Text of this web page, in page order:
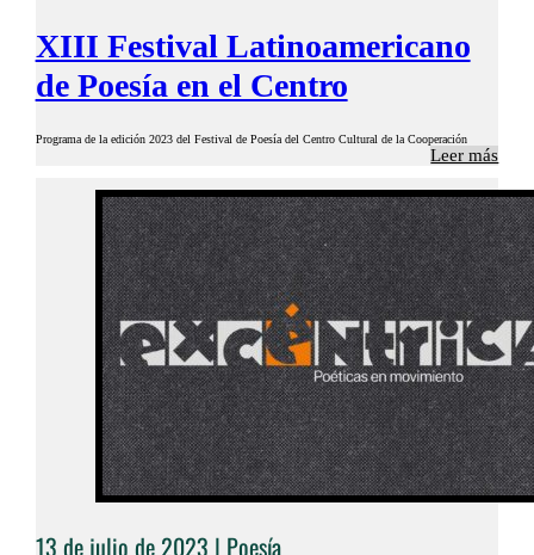
XIII Festival Latinoamericano
de Poesía en el Centro
Programa de la edición 2023 del Festival de Poesía del Centro Cultural de la Cooperación
Leer más
13 de julio de 2023 | Poesía